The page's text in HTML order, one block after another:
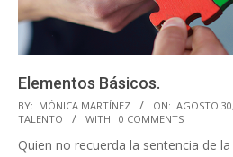
Elementos Básicos.
2011-
08-
30
BY: MÓNICA MARTÍNEZ ON: AGOSTO
TALENTO
WITH: 0 COMMENTS
Quien no recuerda la sentencia de